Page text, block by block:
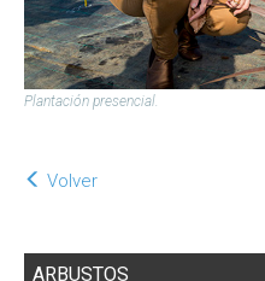
Plantación presencial.
Volver
ARBUSTOS